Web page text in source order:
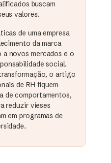
buscam
valores.
de uma empresa
da marca
a novos mercados e o
social.
o artigo
de RH fiquem
de comportamentos,
reduzir vieses
em programas de